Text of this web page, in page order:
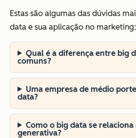
Estas são algumas das dúvidas
data e sua aplicação no marketing:
Qual é a diferença entre big
comuns?
Uma empresa de médio
data?
Como o big data se relaciona
generativa?